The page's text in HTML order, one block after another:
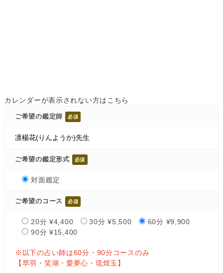
カレンダーが表示されない方はこちら
ご希望の鑑定師
ご希望の鑑定形式
対面鑑定
ご希望のコース
20分 ¥4,400 30分 ¥5,500
60分 ¥9,900
90分 ¥15,400
※以下の占い師は60分・90分コースのみ
【早羽・笑湖・愛夢心・琉煌玉】